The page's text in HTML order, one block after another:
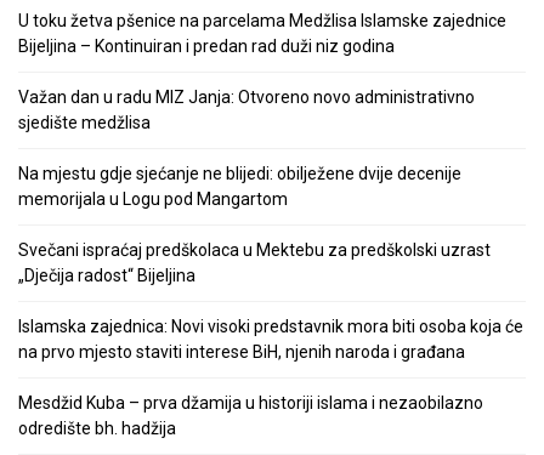
U toku žetva pšenice na parcelama Medžlisa Islamske zajednice
Bijeljina – Kontinuiran i predan rad duži niz godina
Važan dan u radu MIZ Janja: Otvoreno novo administrativno
sjedište medžlisa
Na mjestu gdje sjećanje ne blijedi: obilježene dvije decenije
memorijala u Logu pod Mangartom
Svečani ispraćaj predškolaca u Mektebu za predškolski uzrast
„Dječija radost“ Bijeljina
Islamska zajednica: Novi visoki predstavnik mora biti osoba koja će
na prvo mjesto staviti interese BiH, njenih naroda i građana
Mesdžid Kuba – prva džamija u historiji islama i nezaobilazno
odredište bh. hadžija